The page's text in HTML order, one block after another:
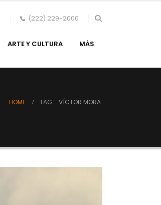
(222) 229-2000
ARTE Y CULTURA MÁS
HOME TAG - VÍCTOR MORA.